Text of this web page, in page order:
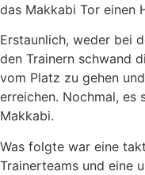
das Makkabi Tor einen
Erstaunlich, weder bei
den Trainern schwand
vom Platz zu gehen
erreichen. Nochmal, es
Makkabi.
Was folgte war eine
Trainerteams und eine